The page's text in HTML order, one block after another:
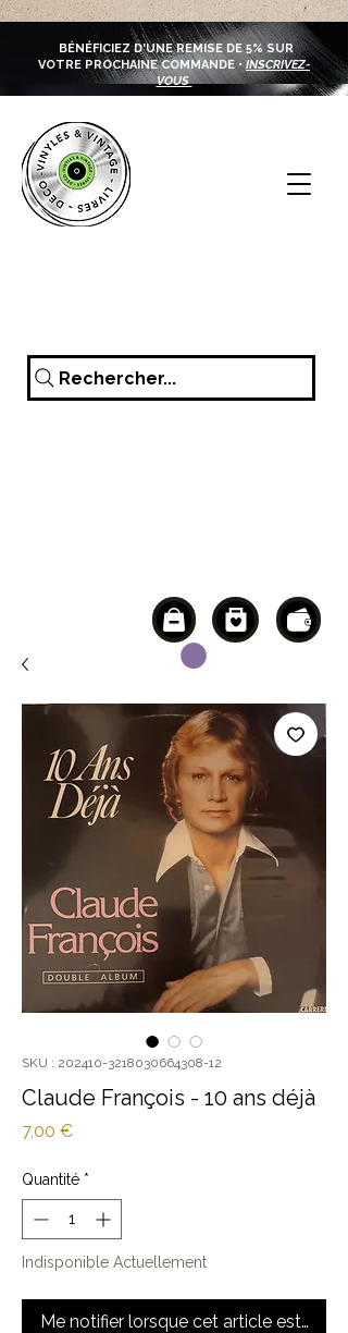
BÉNÉFICIEZ D'UNE REMISE DE 5% SUR
VOTRE PROCHAINE COMMANDE • INSCRIVEZ-
VOUS
Rechercher...
SKU : 202410-3218030664308-12
Claude François - 10 ans déjà
7,00 €Prix
Quantité *
Indisponible Actuellement
Me notifier lorsque cet article est